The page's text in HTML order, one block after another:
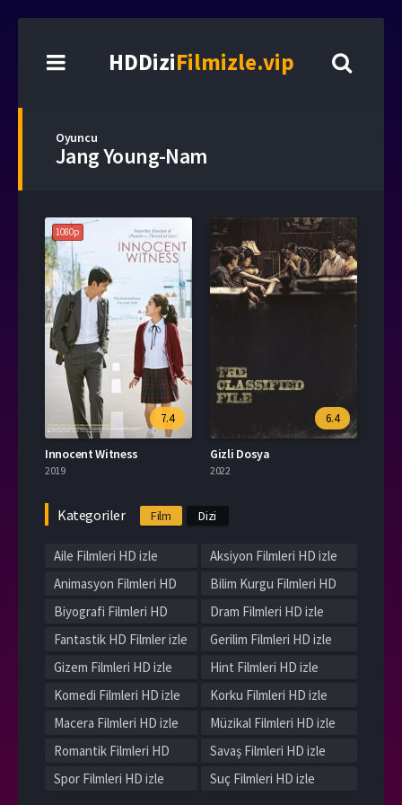
HDDiziFilmizle.vip
Oyuncu
Jang Young-Nam
1080p
7.4
Innocent Witness
2019
6.4
Gizli Dosya
2022
Kategoriler Film Dizi
Aile Filmleri HD izle
Aksiyon Filmleri HD izle
Animasyon Filmleri HD
izle
Bilim Kurgu Filmleri HD
izle
Biyografi Filmleri HD
izle
Dram Filmleri HD izle
Fantastik HD Filmler izle
Gerilim Filmleri HD izle
Gizem Filmleri HD izle
Hint Filmleri HD izle
Komedi Filmleri HD izle
Korku Filmleri HD izle
Macera Filmleri HD izle
Müzikal Filmleri HD izle
Romantik Filmleri HD
izle
Savaş Filmleri HD izle
Spor Filmleri HD izle
Suç Filmleri HD izle